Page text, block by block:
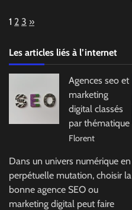
Page:
1 2 3 Next
»
Les articles liés à l’internet
Agences seo et
marketing
digital classés
par thématique
Florent
Dans un univers numérique en
perpétuelle mutation, choisir la
bonne agence SEO ou
marketing digital peut faire